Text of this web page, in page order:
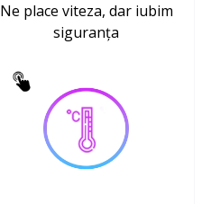
Ne place viteza, dar iubim
siguranța